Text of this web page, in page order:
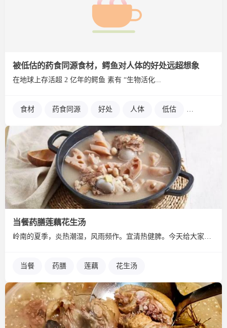
被低估的药食同源食材，鳄鱼对人体的好处远超想象
在地球上存活超 2 亿年的鳄鱼 素有 “生物活化...
食材 药食同源 好处 人体 低估
当餐药膳莲藕花生汤
岭南的夏季，炎热潮湿，风雨频作。宜清热健脾。今天给大家推荐一...
当餐 药膳 莲藕 花生汤